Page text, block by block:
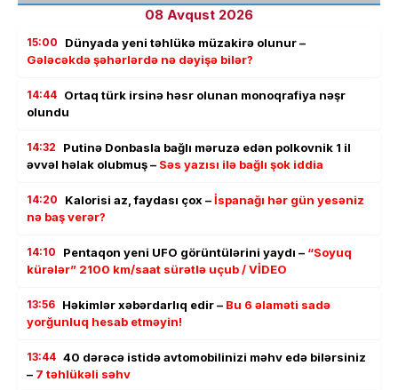
08 Avqust 2026
15:00
Dünyada yeni təhlükə müzakirə olunur –
Gələcəkdə şəhərlərdə nə dəyişə bilər?
14:44 Ortaq türk irsinə həsr olunan monoqrafiya nəşr
olundu
14:32
Putinə Donbasla bağlı məruzə edən polkovnik 1 il
əvvəl həlak olubmuş – Səs yazısı ilə bağlı şok iddia
14:20 Kalorisi az, faydası çox –İspanağı hər gün yesəniz
nə baş verər?
14:10 Pentaqon yeni UFO görüntülərini yaydı – “Soyuq
kürələr” 2100 km/saat sürətlə uçub / VİDEO
13:56 Həkimlər xəbərdarlıq edir – Bu 6 əlaməti sadə
yorğunluq hesab etməyin!
13:44 40 dərəcə istidə avtomobilinizi məhv edə bilərsiniz
– 7 təhlükəli səhv